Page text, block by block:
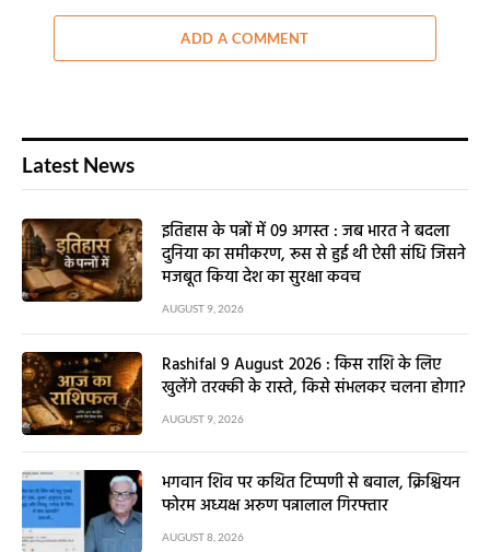
ADD A COMMENT
Latest News
इतिहास के पन्नों में 09 अगस्त : जब भारत ने बदला
दुनिया का समीकरण, रूस से हुई थी ऐसी संधि जिसने
मजबूत किया देश का सुरक्षा कवच
AUGUST 9, 2026
Rashifal 9 August 2026 : किस राशि के लिए
खुलेंगे तरक्की के रास्ते, किसे संभलकर चलना होगा?
AUGUST 9, 2026
भगवान शिव पर कथित टिप्पणी से बवाल, क्रिश्चियन
फोरम अध्यक्ष अरुण पन्नालाल गिरफ्तार
AUGUST 8, 2026